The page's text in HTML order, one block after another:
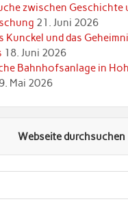
zwischen Geschichte
21. Juni 2026
Kunckel und das
18. Juni 2026
Bahnhofsanlage in
Mai 2026
Webseite durchsuchen